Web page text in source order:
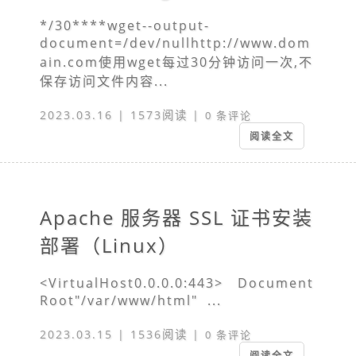
*/30****wget--output-
document=/dev/nullhttp://www.dom
ain.com使用wget每过30分钟访问一次,不
保存访问文件内容...
2023.03.16 | 1573阅读 | 0 条评论
阅读全文
Apache 服务器 SSL 证书安装
部署（Linux）
<VirtualHost0.0.0.0:443> Document
Root"/var/www/html" ...
2023.03.15 | 1536阅读 | 0 条评论